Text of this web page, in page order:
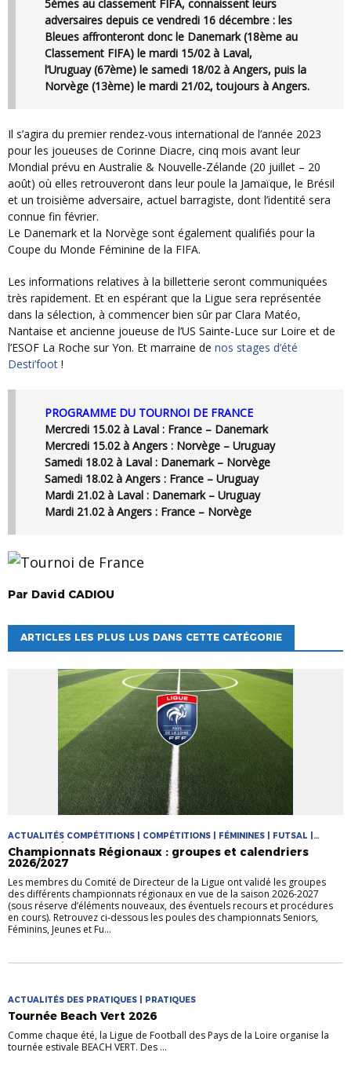
5èmes au classement FIFA, connaissent leurs
adversaires depuis ce vendredi 16 décembre : les
Bleues affronteront donc le Danemark (18ème au
Classement FIFA) le mardi 15/02 à Laval,
l’Uruguay (67ème) le samedi 18/02 à Angers, puis la
Norvège (13ème) le mardi 21/02, toujours à Angers.
Il s’agira du premier rendez-vous international de l’année 2023
pour les joueuses de Corinne Diacre, cinq mois avant leur
Mondial prévu en Australie & Nouvelle-Zélande (20 juillet – 20
août) où elles retrouveront dans leur poule la Jamaïque, le Brésil
et un troisième adversaire, actuel barragiste, dont l’identité sera
connue fin février.
Le Danemark et la Norvège sont également qualifiés pour la
Coupe du Monde Féminine de la FIFA.
Les informations relatives à la billetterie seront communiquées
très rapidement. Et en espérant que la Ligue sera représentée
dans la sélection, à commencer bien sûr par Clara Matéo,
Nantaise et ancienne joueuse de l’US Sainte-Luce sur Loire et de
l’ESOF La Roche sur Yon. Et marraine de nos stages d’été
Desti’foot !
PROGRAMME DU TOURNOI DE FRANCE
Mercredi 15.02 à Laval : France – Danemark
Mercredi 15.02 à Angers : Norvège – Uruguay
Samedi 18.02 à Laval : Danemark – Norvège
Samedi 18.02 à Angers : France – Uruguay
Mardi 21.02 à Laval : Danemark – Uruguay
Mardi 21.02 à Angers : France – Norvège
Par David CADIOU
ARTICLES LES PLUS LUS DANS CETTE CATÉGORIE
ACTUALITÉS COMPÉTITIONS | COMPÉTITIONS | FÉMININES | FUTSAL |
PRATIQUES | PRATIQUES JEUNES
Championnats Régionaux : groupes et calendriers
2026/2027
Les membres du Comité de Directeur de la Ligue ont validé les groupes
des différents championnats régionaux en vue de la saison 2026-2027
(sous réserve d’éléments nouveaux, des éventuels recours et procédures
en cours). Retrouvez ci-dessous les poules des championnats Seniors,
Féminins, Jeunes et Fu...
ACTUALITÉS DES PRATIQUES | PRATIQUES
Tournée Beach Vert 2026
Comme chaque été, la Ligue de Football des Pays de la Loire organise la
tournée estivale BEACH VERT. Des ...